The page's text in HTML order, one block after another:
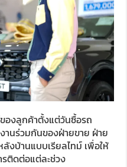
องลูกค้าตั้งแต่วันซื้อรถ
านร่วมกันของฝ่ายขาย ฝ่าย
งบ้านแบบเรียลไทม์ เพื่อให้
ติดต่อแต่ละช่วง